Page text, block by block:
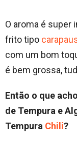
O aroma é super
frito tipo
com um bom
é bem grossa,
Então o que
de Tempura e
Tempura Chili?